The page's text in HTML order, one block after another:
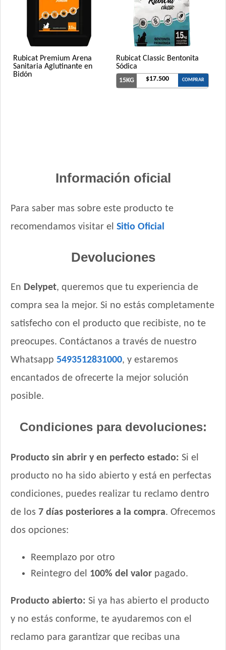
Rubicat Premium Arena
Sanitaria Aglutinante en
Bidón
Rubicat Classic Bentonita
Sódica
15KG $17.500 COMPRAR
Información oficial
Para saber mas sobre este producto te
recomendamos visitar el Sitio Oficial
Devoluciones
En Delypet, queremos que tu experiencia de
compra sea la mejor. Si no estás completamente
satisfecho con el producto que recibiste, no te
preocupes. Contáctanos a través de nuestro
Whatsapp 5493512831000, y estaremos
encantados de ofrecerte la mejor solución
posible.
Condiciones para devoluciones:
Producto sin abrir y en perfecto estado: Si el
producto no ha sido abierto y está en perfectas
condiciones, puedes realizar tu reclamo dentro
de los 7 días posteriores a la compra. Ofrecemos
dos opciones:
Reemplazo por otro
Reintegro del 100% del valor pagado.
Producto abierto: Si ya has abierto el producto
y no estás conforme, te ayudaremos con el
reclamo para garantizar que recibas una